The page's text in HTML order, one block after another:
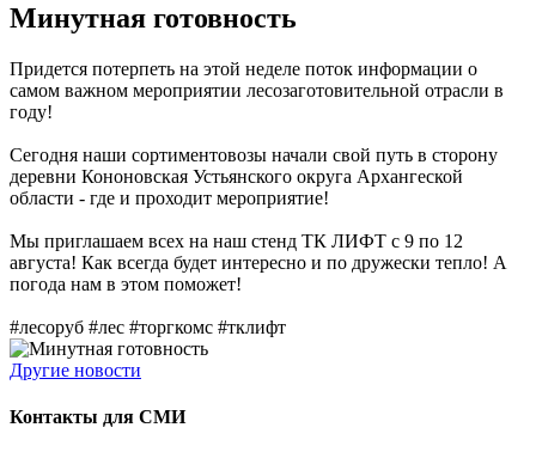
Минутная готовность
Придется потерпеть на этой неделе поток информации о
самом важном мероприятии лесозаготовительной отрасли в
году!
Сегодня наши сортиментовозы начали свой путь в сторону
деревни Кононовская Устьянского округа Архангеской
области - где и проходит мероприятие!
Мы приглашаем всех на наш стенд ТК ЛИФТ с 9 по 12
августа! Как всегда будет интересно и по дружески тепло! А
погода нам в этом поможет!
#лесоруб #лес #торгкомс #тклифт
Другие новости
Контакты для СМИ